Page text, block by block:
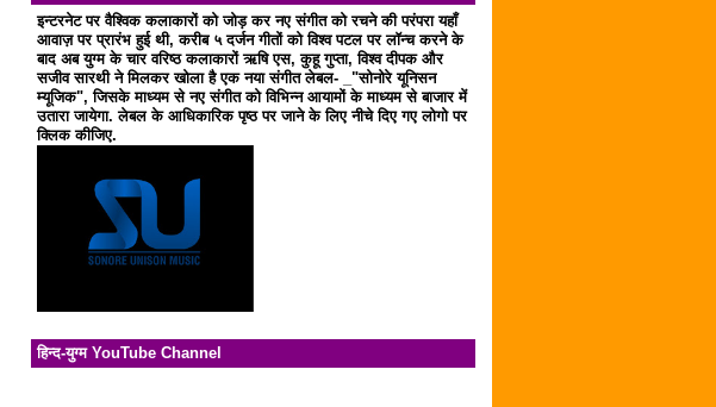
इन्टरनेट पर वैश्विक कलाकारों को जोड़ कर नए संगीत को रचने की परंपरा यहाँ
आवाज़ पर प्रारंभ हुई थी, करीब ५ दर्जन गीतों को विश्व पटल पर लॉन्च करने के
बाद अब युग्म के चार वरिष्ठ कलाकारों ऋषि एस, कुहू गुप्ता, विश्व दीपक और
सजीव सारथी ने मिलकर खोला है एक नया संगीत लेबल- _"सोनोरे यूनिसन
म्यूजिक", जिसके माध्यम से नए संगीत को विभिन्न आयामों के माध्यम से बाजार में
उतारा जायेगा. लेबल के आधिकारिक पृष्ठ पर जाने के लिए नीचे दिए गए लोगो पर
क्लिक कीजिए.
हिन्द-युग्म YouTube Channel